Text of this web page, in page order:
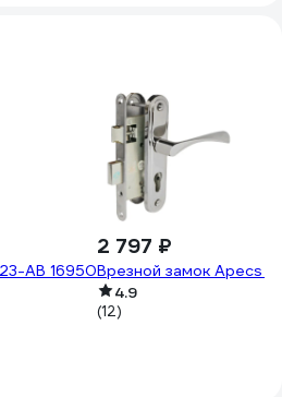
AB 16950
2 797 ₽
Врезной замок Apecs
4.9
(12)